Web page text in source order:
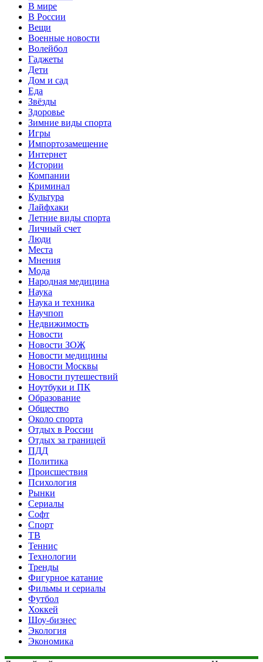
В мире
В России
Вещи
Военные новости
Волейбол
Гаджеты
Дети
Дом и сад
Еда
Звёзды
Здоровье
Зимние виды спорта
Игры
Импортозамещение
Интернет
Истории
Компании
Криминал
Культура
Лайфхаки
Летние виды спорта
Личный счет
Люди
Места
Мнения
Мода
Народная медицина
Наука
Наука и техника
Научпоп
Недвижимость
Новости
Новости ЗОЖ
Новости медицины
Новости Москвы
Новости путешествий
Ноутбуки и ПК
Образование
Общество
Около спорта
Отдых в России
Отдых за границей
ПДД
Политика
Происшествия
Психология
Рынки
Сериалы
Софт
Спорт
ТВ
Теннис
Технологии
Тренды
Фигурное катание
Фильмы и сериалы
Футбол
Хоккей
Шоу-бизнес
Экология
Экономика